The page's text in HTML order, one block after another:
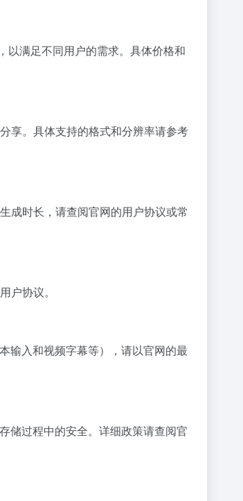
以满足不同用户的需求。具体价格和
享。具体支持的格式和分辨率请参考
成时长，请查阅官网的用户协议或常
户协议。
输入和视频字幕等），请以官网的最
储过程中的安全。详细政策请查阅官